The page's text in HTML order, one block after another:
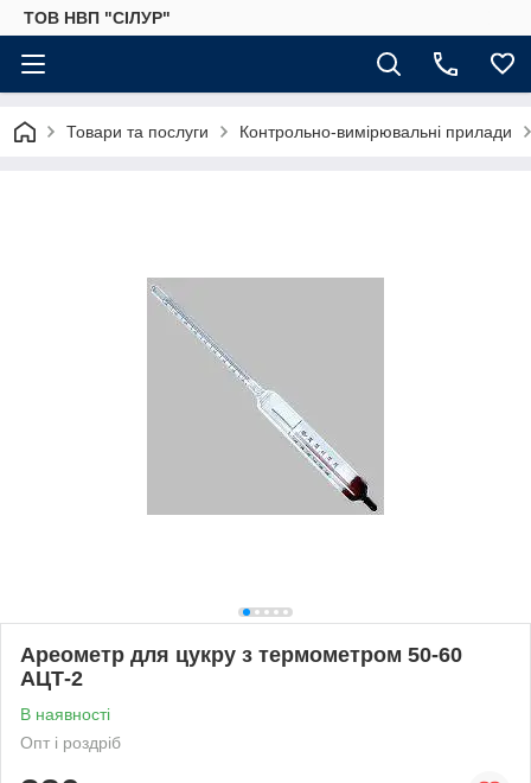
ТОВ НВП "СІЛУР"
Товари та послуги Контрольно-вимірювальні прилади
Ареометр для цукру з термометром 50-60
АЦТ-2
В наявності
Опт і роздріб